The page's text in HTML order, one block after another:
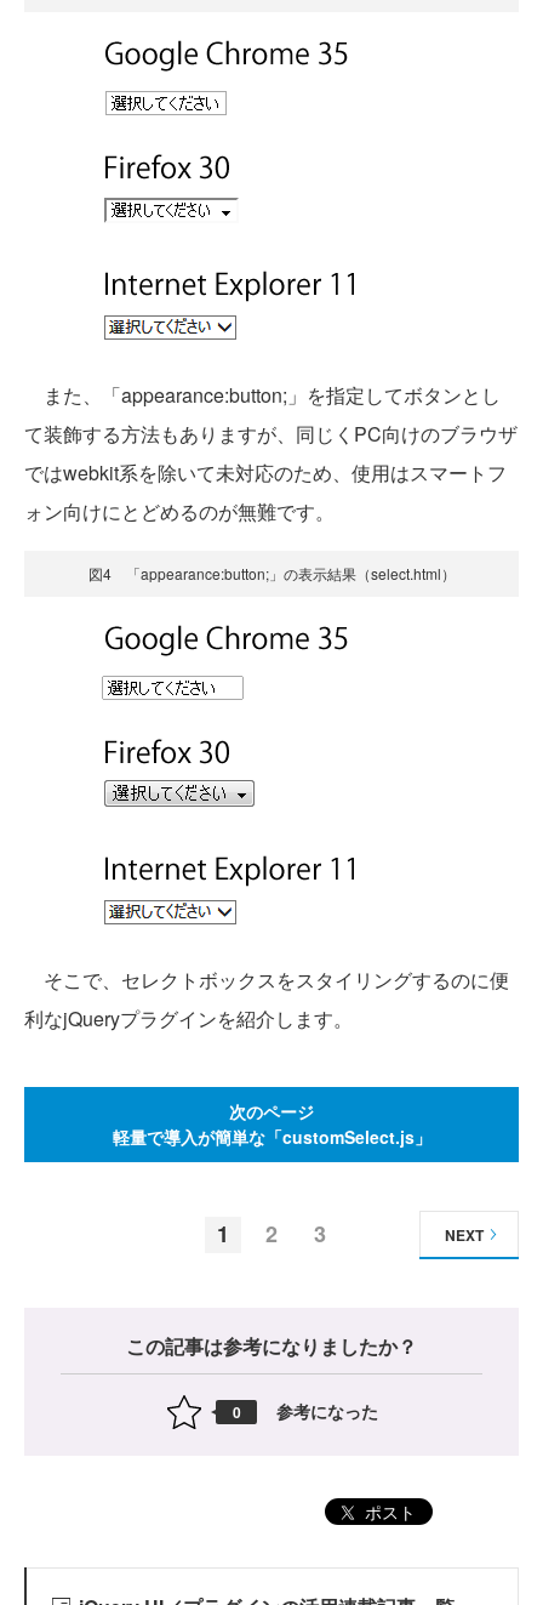
また、「appearance:button;」を指定してボタンとし
て装飾する方法もありますが、同じくPC向けのブラウザ
ではwebkit系を除いて未対応のため、使用はスマートフ
ォン向けにとどめるのが無難です。
図4 「appearance:button;」の表示結果（select.html）
そこで、セレクトボックスをスタイリングするのに便
利なjQueryプラグインを紹介します。
次のページ
軽量で導入が簡単な「customSelect.js」
1 2 3 NEXT
この記事は参考になりましたか？
0 参考になった
ポスト